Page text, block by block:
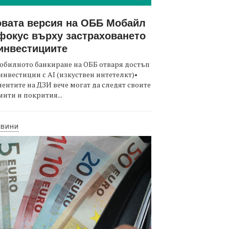
версия на ОББ Мобайл
върху застраховането
банкиране на ОББ отваря достъп
с AI (изкуствен интетелкт)•
на ДЗИ вече могат да следят своите
и покрития...